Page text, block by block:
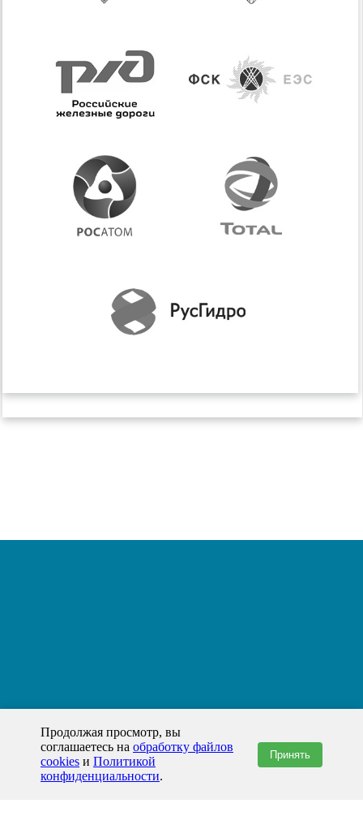
Продолжая просмотр, вы
соглашаетесь на обработку файлов
cookies и Политикой
конфиденциальности.
Принять